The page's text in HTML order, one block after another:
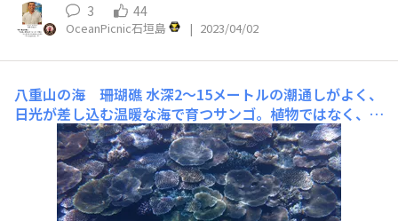
3 44
OceanPicnic石垣島 | 2023/04/02
八重山の海 珊瑚礁水深2～15メートルの潮通しがよく、
日光が差し込む温暖な海で育つサンゴ。植物ではなく、動
物です。カンブリア紀からその生存は確認されています。
地球温暖化とか、珊瑚礁は死滅の危機とかいわれてます
が、全てウソ。先に滅ぶのは人類でしょうw